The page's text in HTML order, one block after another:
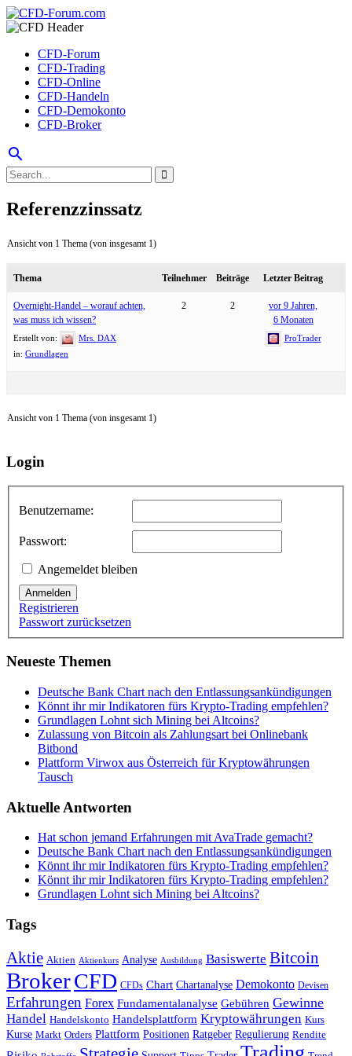
CFD-Forum
CFD-Trading
CFD-Online
CFD-Handeln
CFD-Demokonto
CFD-Broker
search
Referenzzinssatz
Ansicht von 1 Thema (von insgesamt 1)
Thema Teilnehmer Beiträge Letzter Beitrag
Overnight-Handel – worauf achten,
was muss ich wissen?
Erstellt von:
Mrs. DAX
in: Grundlagen
2 2
vor 9 Jahren,
6 Monaten
ProTrader
Ansicht von 1 Thema (von insgesamt 1)
Login
Benutzername:
Passwort:
Angemeldet bleiben
Anmelden
Registrieren
Passwort zurücksetzen
Neueste Themen
Deutsche Bank Chart nach den Entlassungsankündigungen
Könnt ihr mir Indikatoren fürs Krypto-Trading empfehlen?
Grundlagen Lohnt sich Mining bei Altcoins?
Zulassung von Bitcoin als Zahlungsart bei Onlinebank
Bitbond
Plattform Virwox aus Österreich für Kryptowährungen
Tausch
Aktuelle Antworten
Hat schon jemand Erfahrungen mit AvaTrade gemacht?
Deutsche Bank Chart nach den Entlassungsankündigungen
Könnt ihr mir Indikatoren fürs Krypto-Trading empfehlen?
Könnt ihr mir Indikatoren fürs Krypto-Trading empfehlen?
Grundlagen Lohnt sich Mining bei Altcoins?
Tags
Aktie Aktien Aktienkurs Analyse Ausbildung Basiswerte Bitcoin
BrokerCFD CFDs Chart Chartanalyse Demokonto Devisen
Erfahrungen Forex Fundamentalanalyse Gebühren Gewinne
Handel Handelskonto Handelsplattform Kryptowährungen Kurs
Kurse Markt Orders Plattform Positionen Ratgeber Regulierung Rendite